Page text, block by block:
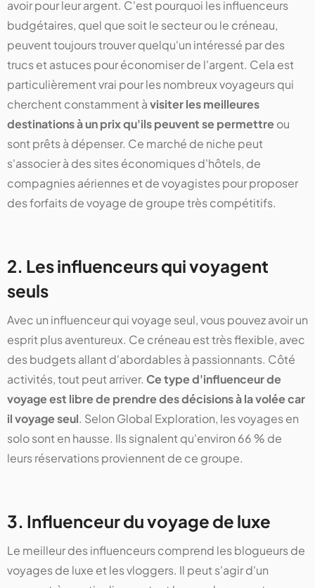
avoir pour leur argent. C'est pourquoi les influenceurs
budgétaires, quel que soit le secteur ou le créneau,
peuvent toujours trouver quelqu'un intéressé par des
trucs et astuces pour économiser de l'argent. Cela est
particulièrement vrai pour les nombreux voyageurs qui
cherchent constamment àvisiter les meilleures
destinations à un prix qu'ils peuvent se permettreou
sont prêts à dépenser. Ce marché de niche peut
s'associer à des sites économiques d'hôtels, de
compagnies aériennes et de voyagistes pour proposer
des forfaits de voyage de groupe très compétitifs.
2. Les influenceurs qui voyagent
seuls
Avec un influenceur qui voyage seul, vous pouvez avoir un
esprit plus aventureux. Ce créneau est très flexible, avec
des budgets allant d'abordables à passionnants. Côté
activités, tout peut arriver. Ce type d'influenceur de
voyage est libre de prendre des décisions à la volée car
il voyage seul. Selon Global Exploration, les voyages en
solo sont en hausse. Ils signalent qu'environ 66 % de
leurs réservations proviennent de ce groupe.
3. Influenceur du voyage de luxe
Le meilleur des influenceurs comprend les blogueurs de
voyages de luxe et les vloggers. Il peut s'agir d'un